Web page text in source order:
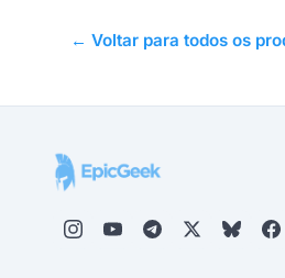
← Voltar para todos os